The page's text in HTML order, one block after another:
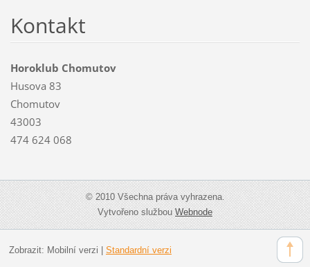
Kontakt
Horoklub Chomutov
Husova 83
Chomutov
43003
474 624 068
© 2010 Všechna práva vyhrazena.
Vytvořeno službouWebnode
Zobrazit: Mobilní verzi Standardní verzi